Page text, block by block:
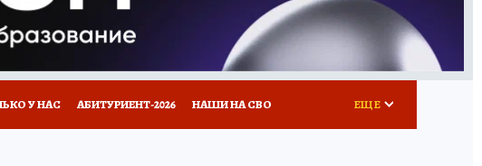
У НАС АБИТУРИЕНТ-2026 НАШИ НА СВО ЕЩЕ